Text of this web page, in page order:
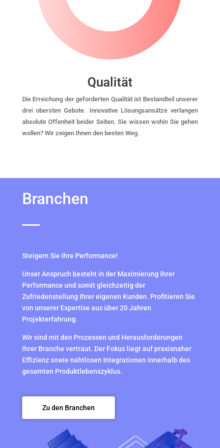
Qualität
Die Erreichung der geforderten Qualität ist Bestandteil unserer
drei obersten Gebote. Innovative Lösungsansätze verlangen
absolute Offenheit beider Seiten. Sie wissen wohin Sie gehen
wollen? Wir zeigen Ihnen den besten Weg.
Branchen
Steigern Sie Ihre Performance!
Unser Anspruch besteht in der Maximierung Ihrer
Performance und somit gleichzeitig der
Zufriedenstellung Ihrer eigenen Kunden. Profitieren Sie
von unserer Expertise aus über 20 Jahren
Projekterfahrung.
Wir sind mit den Prozessen und Herausforderungen
Ihrer Branche vertraut. Der Fokus liegt auf praxisnaher
Effizienz sowie nahtlosen Integrationen innerhalb des
gesamten Produktlebenszyklus.
Zu den Branchen